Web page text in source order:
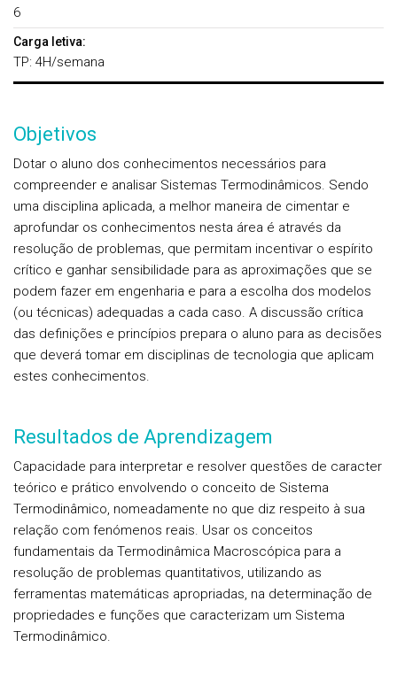
6
Carga letiva:
TP: 4H/semana
Objetivos
Dotar o aluno dos conhecimentos necessários para
compreender e analisar Sistemas Termodinâmicos. Sendo
uma disciplina aplicada, a melhor maneira de cimentar e
aprofundar os conhecimentos nesta área é através da
resolução de problemas, que permitam incentivar o espírito
crítico e ganhar sensibilidade para as aproximações que se
podem fazer em engenharia e para a escolha dos modelos
(ou técnicas) adequadas a cada caso. A discussão crítica
das definições e princípios prepara o aluno para as decisões
que deverá tomar em disciplinas de tecnologia que aplicam
estes conhecimentos.
Resultados de Aprendizagem
Capacidade para interpretar e resolver questões de caracter
teórico e prático envolvendo o conceito de Sistema
Termodinâmico, nomeadamente no que diz respeito à sua
relação com fenómenos reais. Usar os conceitos
fundamentais da Termodinâmica Macroscópica para a
resolução de problemas quantitativos, utilizando as
ferramentas matemáticas apropriadas, na determinação de
propriedades e funções que caracterizam um Sistema
Termodinâmico.